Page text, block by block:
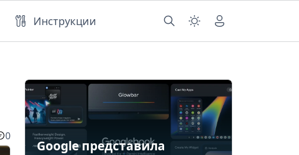
Инструкции
0
Google представила